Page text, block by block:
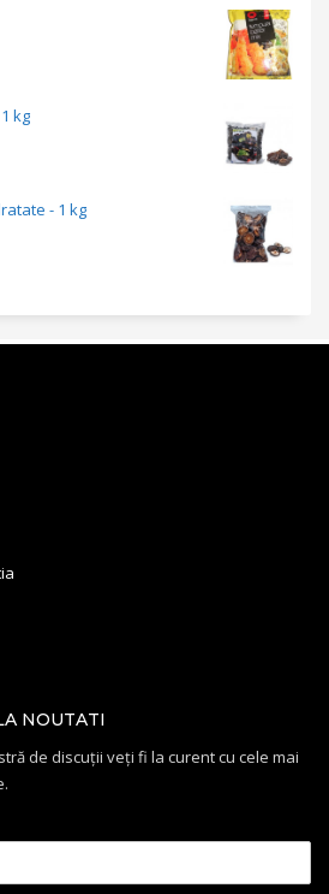
kg
- 1 kg
NOUTATI
de discuții veți fi la curent cu cele mai